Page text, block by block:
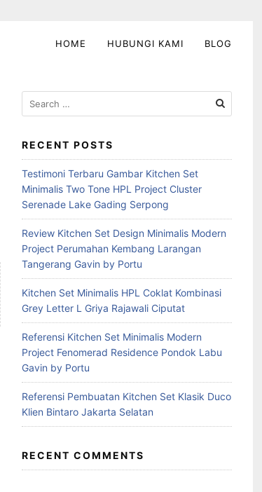
HOME HUBUNGI KAMI BLOG
e
r
c
h
f
o
r
:
RECENT POSTS
Testimoni Terbaru Gambar Kitchen Set
Minimalis Two Tone HPL Project Cluster
Serenade Lake Gading Serpong
Review Kitchen Set Design Minimalis Modern
Project Perumahan Kembang Larangan
Tangerang Gavin by Portu
Kitchen Set Minimalis HPL Coklat Kombinasi
Grey Letter L Griya Rajawali Ciputat
Referensi Kitchen Set Minimalis Modern
Project Fenomerad Residence Pondok Labu
Gavin by Portu
Referensi Pembuatan Kitchen Set Klasik Duco
Klien Bintaro Jakarta Selatan
RECENT COMMENTS